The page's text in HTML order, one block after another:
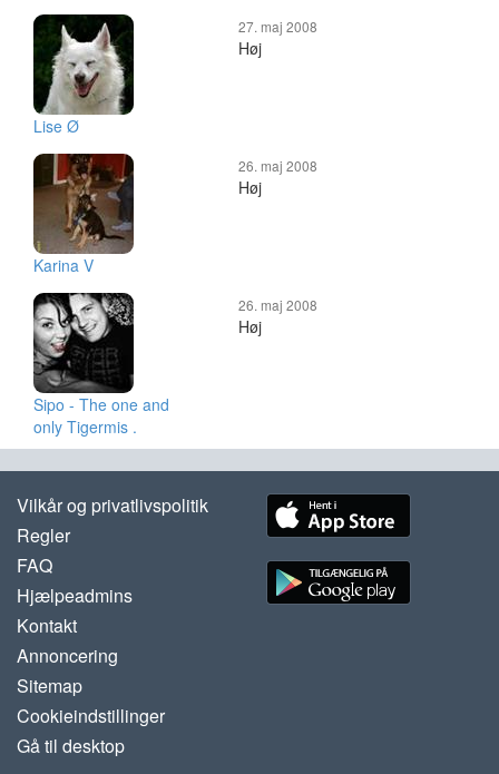
Lise Ø
27. maj 2008
Høj
Karina V
26. maj 2008
Høj
Sipo - The one and
only Tigermis .
26. maj 2008
Høj
Vilkår og privatlivspolitik
Regler
FAQ
Hjælpeadmins
Kontakt
Annoncering
Sitemap
Cookieindstillinger
Gå til desktop